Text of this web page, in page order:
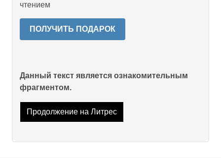
чтением
ПОЛУЧИТЬ ПОДАРОК
Данный текст является ознакомительным
фрагментом.
Продолжение на Литрес